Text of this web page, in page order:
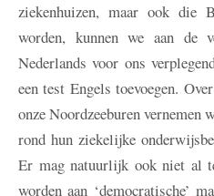
ziekenhuizen, maar ook die
worden, kunnen we aan de
Nederlands voor ons
een test Engels toevoegen.
onze Noordzeeburen vernemen
rond hun ziekelijke
Er mag natuurlijk ook niet al
worden aan ‘democratische’